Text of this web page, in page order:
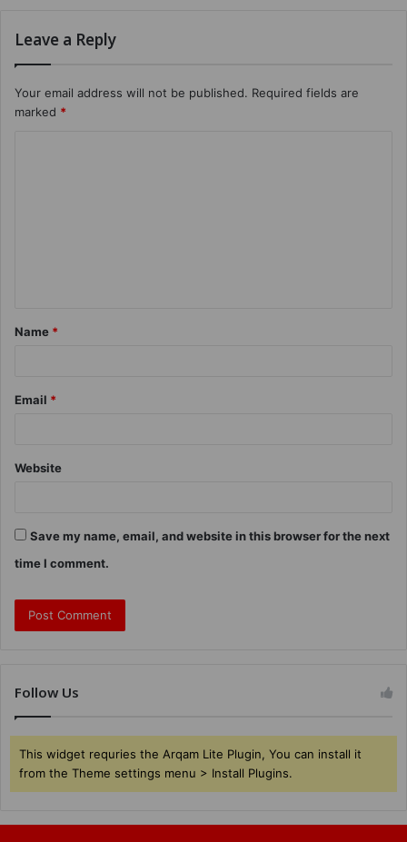
Leave a Reply
Your email address will not be published. Required fields are
marked *
Name *
Email *
Website
Save my name, email, and website in this browser for the next
time I comment.
Follow Us
This widget requries the Arqam Lite Plugin, You can install it
from the Theme settings menu > Install Plugins.